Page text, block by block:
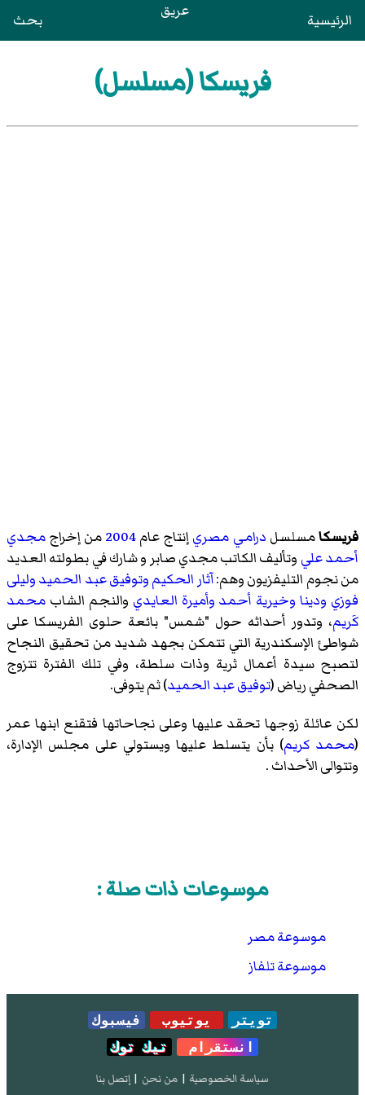
الرئيسية عريق بحث
فريسكا (مسلسل)
فريسكامسلسل درامي مصريإنتاج عام2004من إخراجمجدي
أحمد علي وتأليف الكاتبمجدي صابر و شارك في بطولته العديد
من نجوم التليفزيون وهم:آثار الحكيموتوفيق عبد الحميدوليلى
فوزي ودينا وخيرية أحمد وأميرة العايدي والنجم الشاب محمد
كَريم، وتدور أحداثه حول "شمس" بائعة حلوى الفريسكا على
شواطئ الإسكندرية التي تتمكن بجهد شديد من تحقيق النجاح
لتصبح سيدة أعمال ثرية وذات سلطة، وفي تلك الفترة تتزوج
الصحفي رياض (توفيق عبد الحميد) ثم يتوفى.
لكن عائلة زوجها تحقد عليها وعلى نجاحاتها فتقنع ابنها عمر
(محمد كريم) بأن يتسلط عليها ويستولي على مجلس الإدارة،
وتتوالى الأحداث .
موسوعات ذات صلة :
موسوعة مصر
موسوعة تلفاز
تويتر يوتيوب
فيسبوك
انستقرام
تيك توك
سياسة الخصوصية | من نحن | إتصل بنا